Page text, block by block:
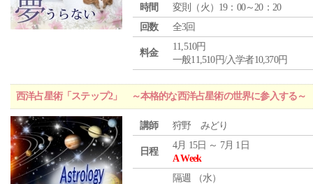
時間
変則（火）19：00～20：20
回数
全3回
料金
11,510円
一般11,510円/入学者10,370円
西洋占星術「ステップ2」 ～本格的な西洋占星術の世界に参入する～
講師 狩野 みどり
日程
4月 15日 ～ 7月 1日
A Week
隔週 （水）